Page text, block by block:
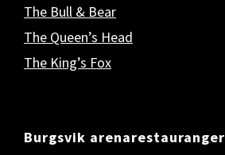
The Bull & Bear
The Queen’s Head
The King’s Fox
Burgsvik arenarestauranger